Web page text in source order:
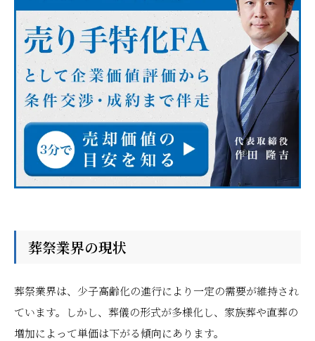
葬祭業界の現状
葬祭業界は、少子高齢化の進行により一定の需要が維持され
ています。しかし、葬儀の形式が多様化し、家族葬や直葬の
増加によって単価は下がる傾向にあります。